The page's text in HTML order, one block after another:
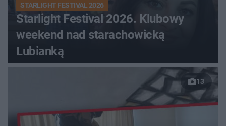
STARLIGHT FESTIVAL 2026
Starlight Festival 2026. Klubowy
weekend nad starachowicką
Lubianką
13